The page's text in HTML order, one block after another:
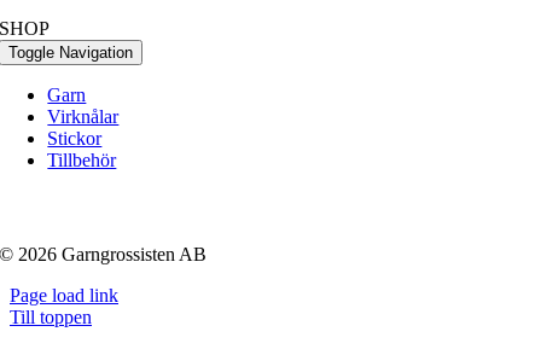
SHOP
Toggle Navigation
Garn
Virknålar
Stickor
Tillbehör
© 2026 Garngrossisten AB
Page load link
Till toppen